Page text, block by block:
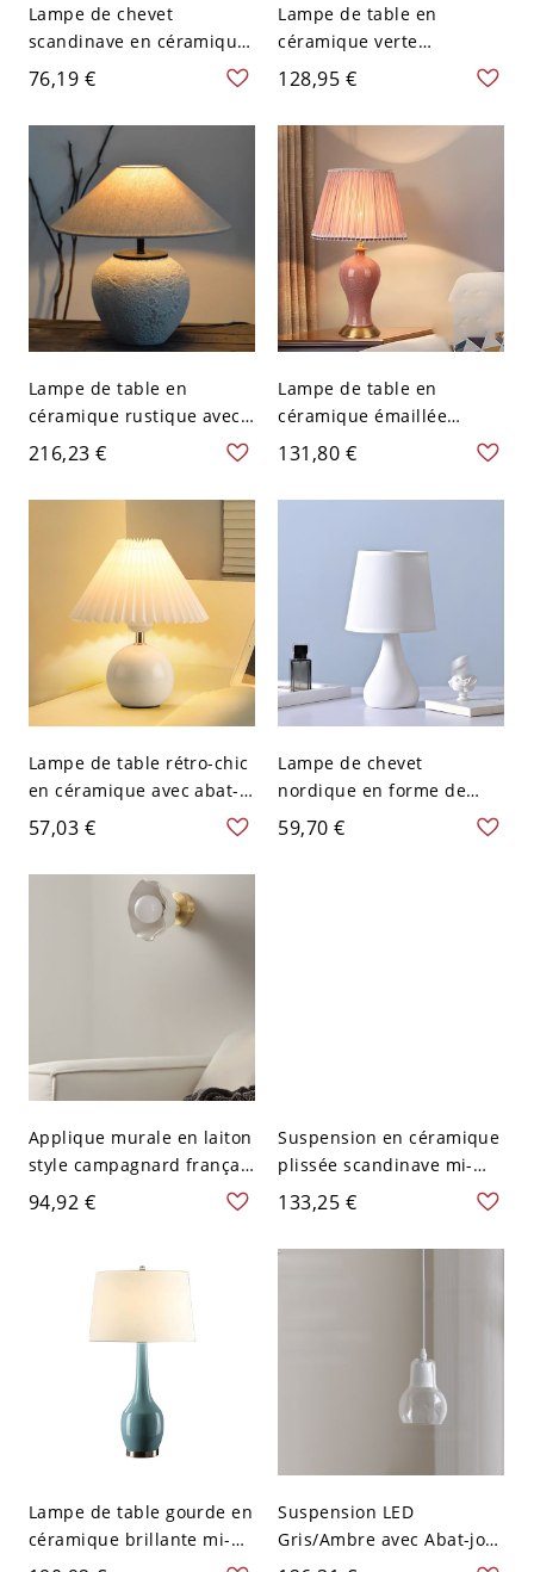
Lampe de chevet
scandinave en céramique
avec abat-jour en tissu
doux pour chambre et
nursery - Rouge 110 V-120
V 31,75 cm
76,19 €
Lampe de table en
céramique verte
d'inspiration vintage avec
abat-jour plissé pour
chevet et salon - 110 V-
120 V Vert Clair avec
Dentelle
128,95 €
Lampe de table en
céramique rustique avec
abat-jour en lin effilé
pour éclairage d'ambiance
- 110 V-120 V Blanc
216,23 €
Lampe de table en
céramique émaillée
élégante avec abat-jour
en tissu plissé et base
dorée - Rose Rose 110 V-
131,80 €
Lampe de table rétro-chic
en céramique avec abat-
jour en tissu plissé et
lumière ambiante
dimmable - 110 V-120 V
57,03 €
Lampe de chevet
nordique en forme de
goutte, éclairage
d'ambiance doux pour
59,70 €
Applique murale en laiton
style campagnard français
avec abat-jour fleur en
céramique ondulée -
94,92 €
Suspension en céramique
plissée scandinave mi-
siècle avec abat-jour à
bord festonné - 110 V-120
V 30,48 cm
133,25 €
Lampe de table gourde en
céramique brillante mi-
siècle avec abat-jour
Suspension LED
Gris/Ambre avec Abat-jour
en Verre pour Usage